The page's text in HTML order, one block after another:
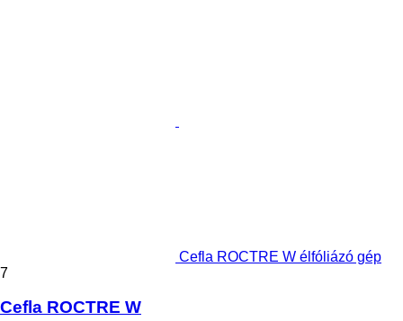
Cefla ROCTRE W élfóliázó gép
7
Cefla ROCTRE W